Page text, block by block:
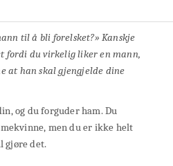
til å bli forelsket?» Kanskje
fordi du virkelig liker en mann,
at han skal gjengjelde dine
og du forguder ham. Du
men du er ikke helt
gjøre det.